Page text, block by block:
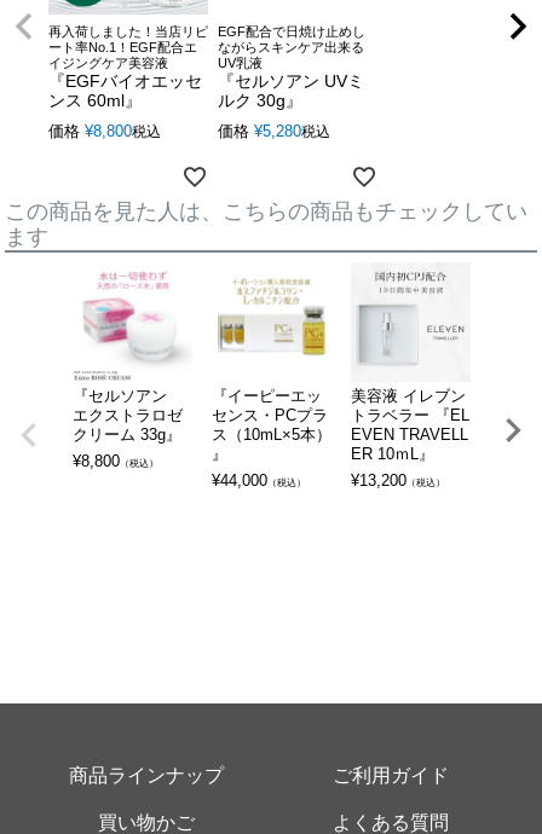
再入荷しました！当店リピ
ート率No.1！EGF配合エ
イジングケア美容液
『EGFバイオエッセ
ンス 60ml』
価格 ¥8,800税込
EGF配合で日焼け止めし
ながらスキンケア出来る
UV乳液
『セルソアン UVミ
ルク 30g』
価格 ¥5,280税込
この商品を見た人は、こちらの商品もチェックしてい
ます
『セルソアン
エクストラロゼ
クリーム 33g』
¥8,800 （税込）
『イーピーエッ
センス・PCプラ
ス（10mL×5本）
』
¥44,000 （税込）
美容液 イレブン
トラベラー 『EL
EVEN TRAVELL
ER 10ｍL』
¥13,200 （税込）
『ア
商品ラインナップ ご利用ガイド
買い物かご よくある質問